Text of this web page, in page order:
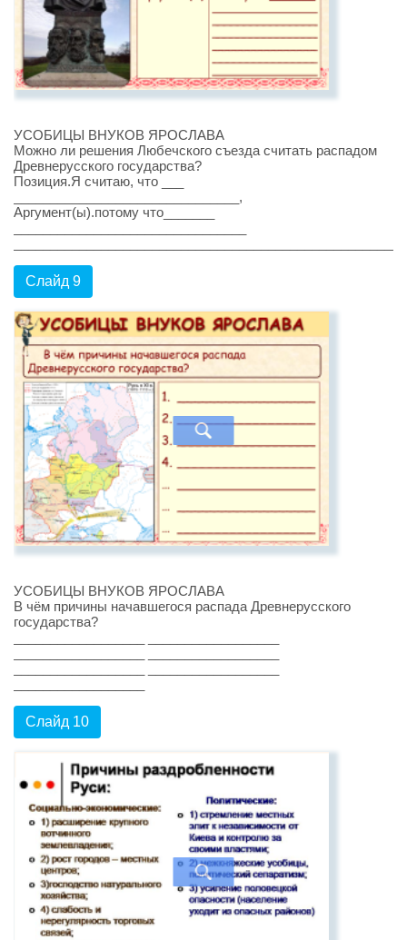
УСОБИЦЫ ВНУКОВ ЯРОСЛАВА
Можно ли решения Любечского съезда считать распадом
Древнерусского государства?
Позиция.Я считаю, что ___
_______________________________,
Аргумент(ы).потому что_______
Слайд 9
УСОБИЦЫ ВНУКОВ ЯРОСЛАВА
В чём причины начавшегося распада Древнерусского
государства?
Слайд 10